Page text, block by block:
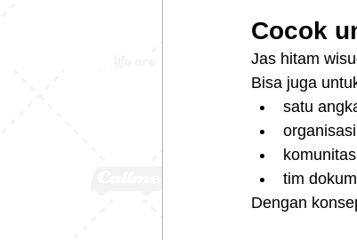
Cocok
Jas hitam
Bisa juga
satu
komunitas
tim
Dengan